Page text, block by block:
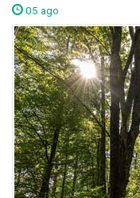
05 ago